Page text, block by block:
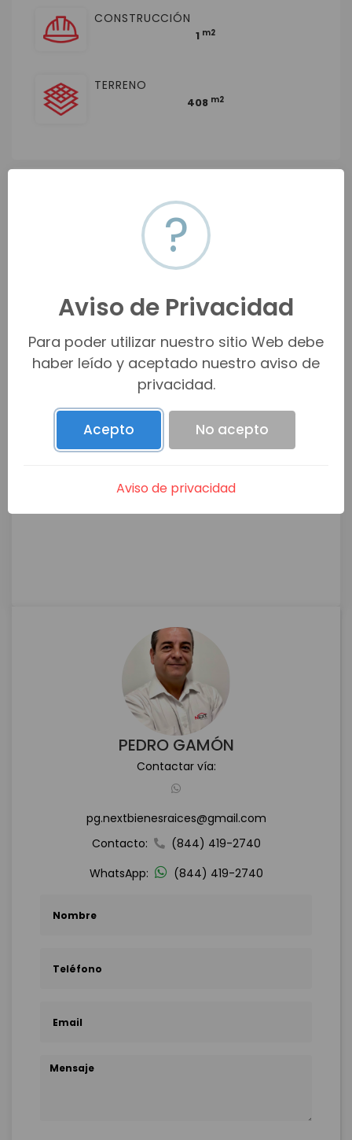
CONSTRUCCIÓN
1 m2
TERRENO
408 m2
La Joya, 25354 Arteaga, Coah., México
PEDRO GAMÓN
Contactar vía:
pg.nextbienesraices@gmail.com
Contacto:
(844) 419-2740
WhatsApp:
(844) 419-2740
?
Aviso de Privacidad
Para poder utilizar nuestro sitio Web debe
haber leído y aceptado nuestro aviso de
privacidad.
Acepto No acepto
Aviso de privacidad